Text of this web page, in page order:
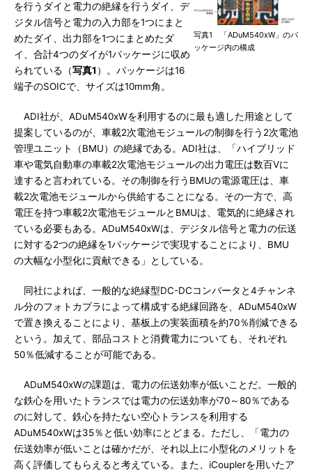
写真1 「ADuM540xW」のパ
ッケージ内の構成
を行うダイと電力の絶縁を行うダイ、デ
ジタル信号と電力の入力部を1つにまと
めたダイ、出力部を1つにまとめたダ
イ、合計4つのダイが1パッケージに収め
られている（写真1 ）。パッケージは16
端子のSOICで、サイズは10mm角。
ADI社が、ADuM540xWを利用するのに最も適した用途として
提案しているのが、車載2次電池モジュールの制御を行う2次電池
管理ユニット（BMU）の絶縁である。ADI社は、「ハイブリッド
車や電気自動車の車載2次電池モジュールの出力電圧は数百Vに
達すると言われている。その制御を行うBMUの電源電圧は、車
載2次電池モジュールから供給することになる。その一方で、高
電圧を持つ車載2次電池モジュールとBMUは、電気的に絶縁され
ている必要もある。ADuM540xWは、デジタル信号と電力の伝送
に対する2つの絶縁を1パッケージで実現することにより、BMU
の大幅な小型化に貢献できる」としている。
同社によれば、一般的な絶縁型DC-DCコンバータと4チャンネ
ル分のフォトカプラによって構成する絶縁回路を、ADuM540xW
で置き換えることにより、基板上の実装面積を約70％削減できる
という。加えて、部品コストと消費電力についても、それぞれ
50％低減することが可能である。
ADuM540xWの課題は、電力の伝送効率が低いことだ。一般的
な鉄心を用いたトランスでは電力の伝送効率が70～80％である
のに対して、鉄心を持たない空心トランスを利用する
ADuM540xWは35％と低い効率にとどまる。ただし、「電力の
伝送効率が低いことは確かだが、それ以上に小型化のメリットを
高く評価してもらえると考えている。また、iCouplerを用いたア